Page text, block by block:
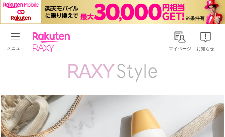
Rakuten RAXYマイページ お知らせ